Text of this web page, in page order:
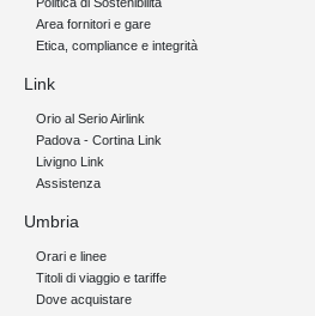
Area fornitori e gare
Etica, compliance e integrità
Link
Orio al Serio Airlink
Padova - Cortina Link
Livigno Link
Assistenza
Umbria
Orari e linee
Titoli di viaggio e tariffe
Dove acquistare